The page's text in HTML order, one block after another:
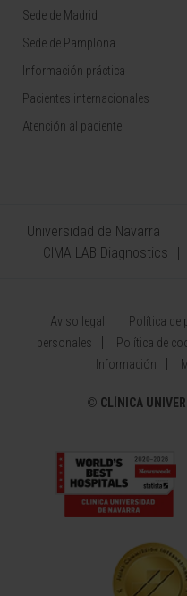
Sede de Madrid
Sede de Pamplona
Información práctica
Pacientes internacionales
Atención al paciente
Universidad de Navarra
CIMA LAB Diagnostics
Aviso legal Política de
personales
Política de
Información
© CLÍNICA